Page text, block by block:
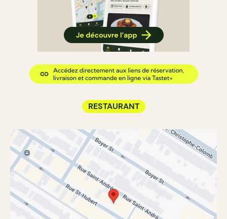
RESTAURANT